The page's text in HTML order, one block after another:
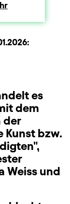
:
es
dem
der
Kunst bzw.
Weiss und